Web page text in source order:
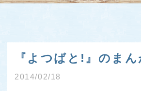
『よつばと!』のまん
2014/02/18